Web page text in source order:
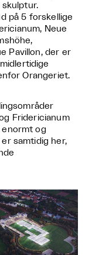
på 5 forskellige
Neue
Pavillon, der er
Orangeriet.
Fridericianum
enormt og
samtidig her,